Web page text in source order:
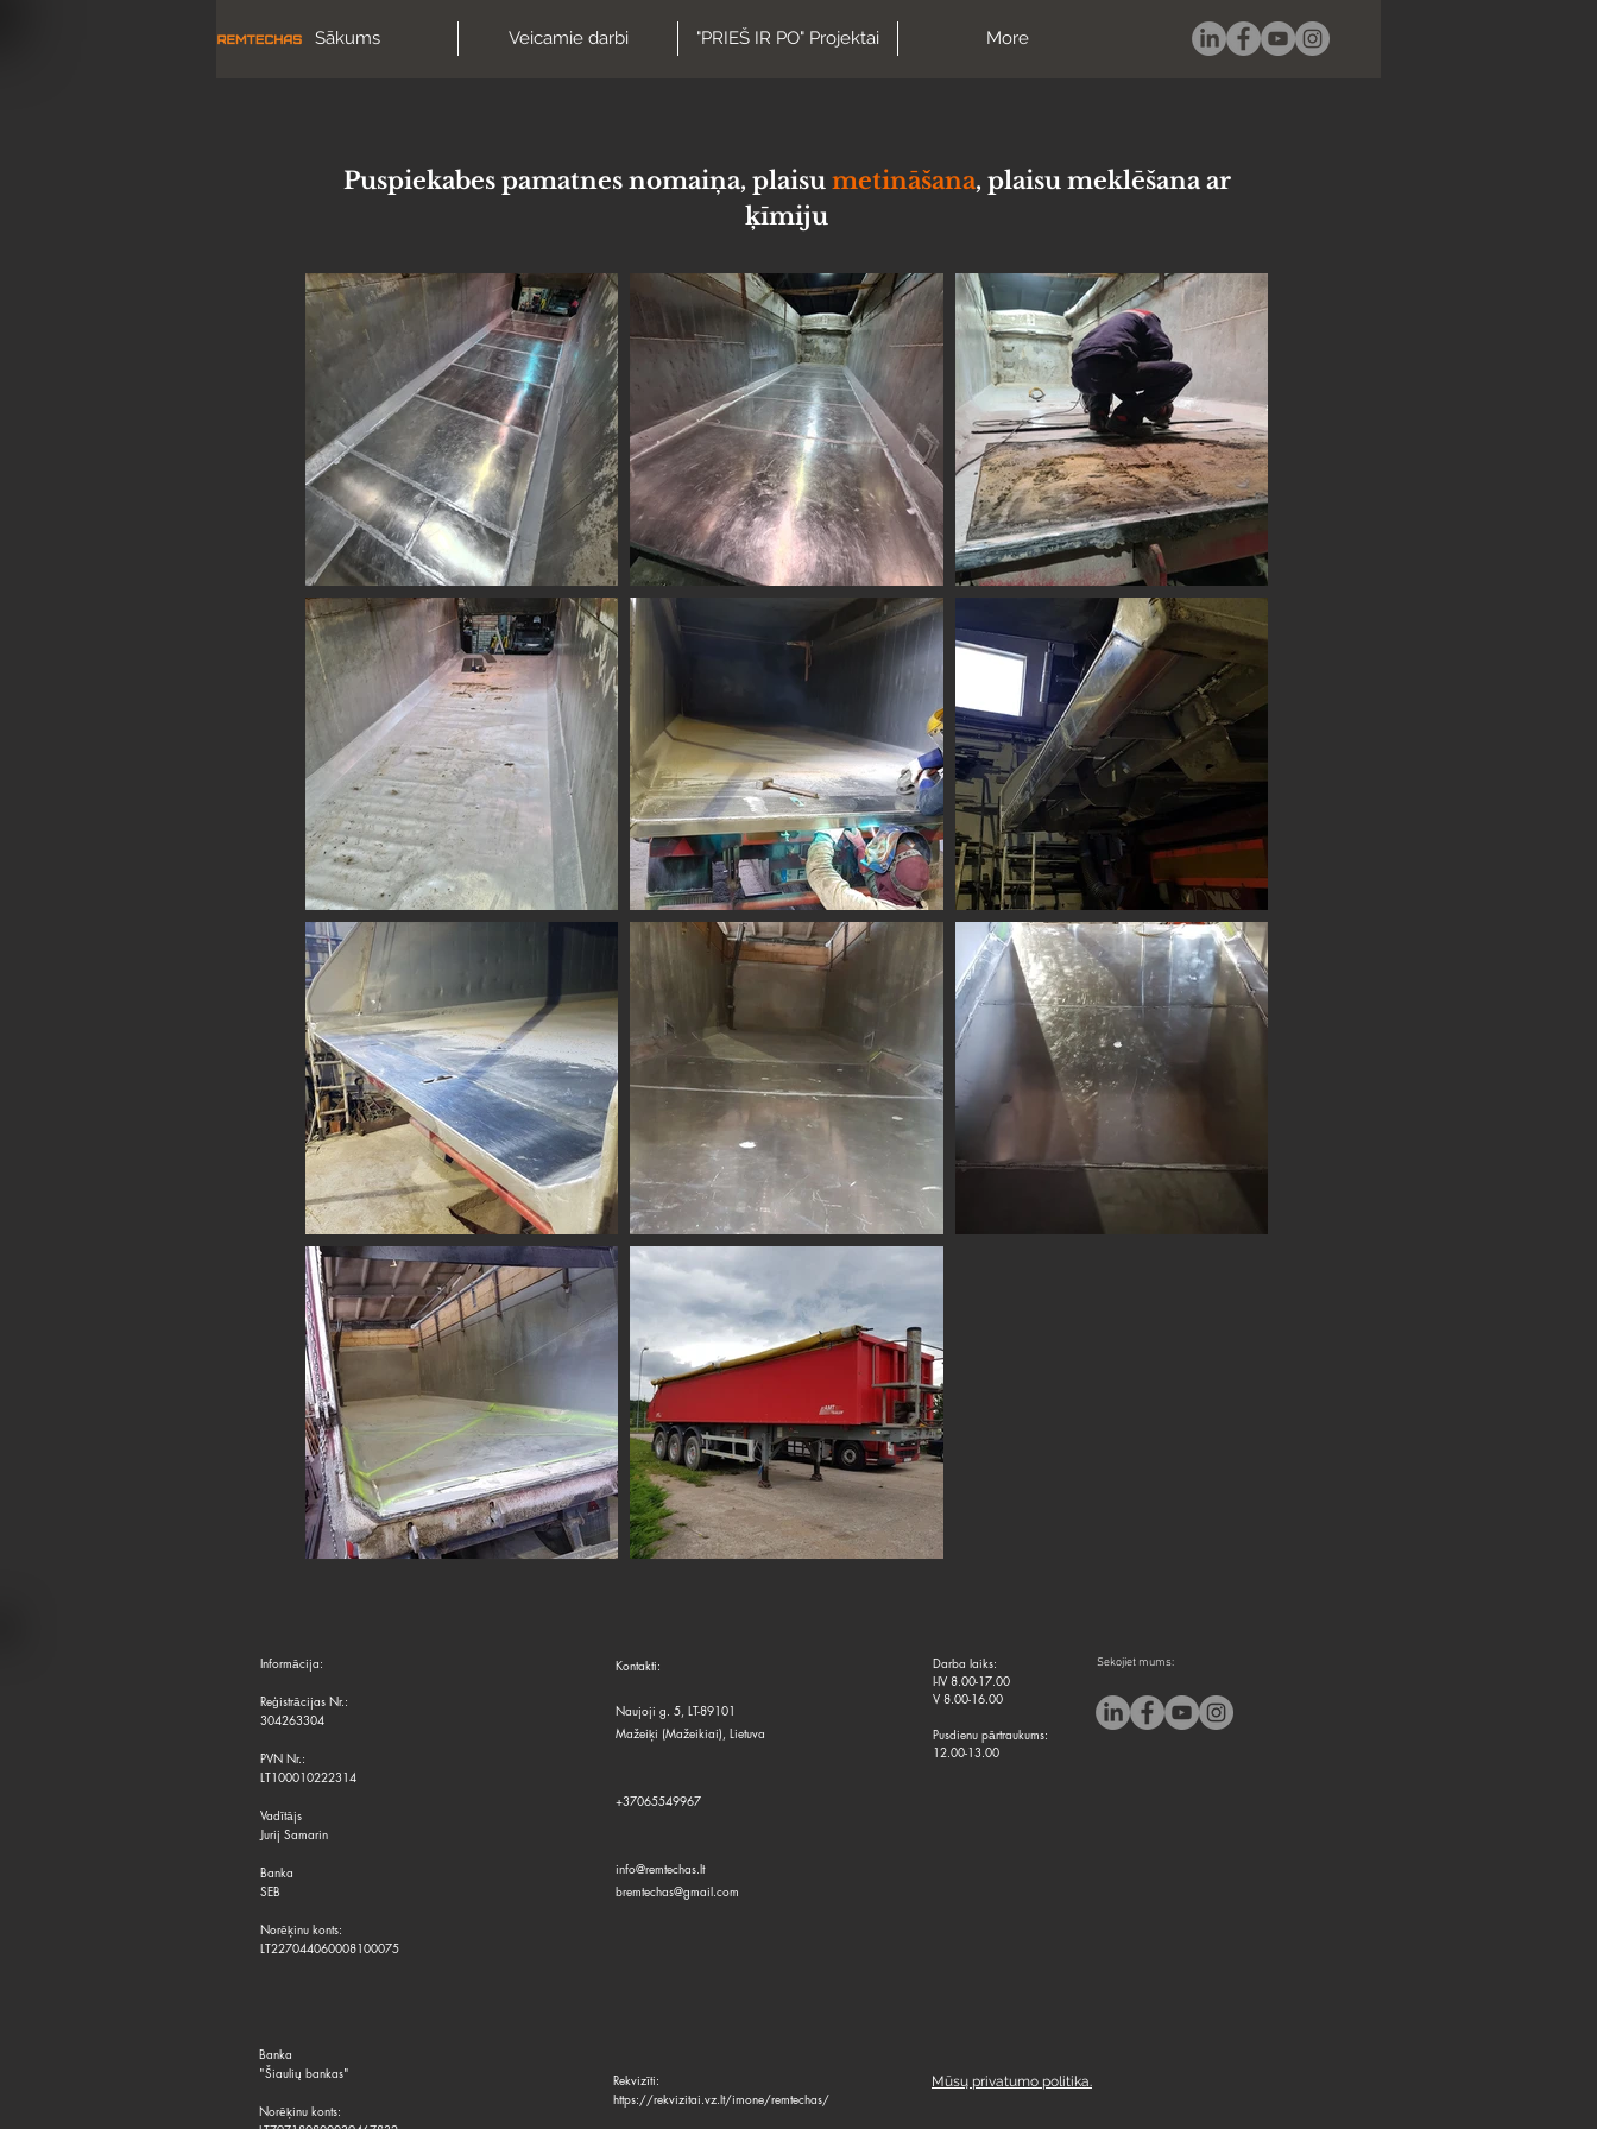
Sākums Veicamie darbi "PRIEŠ IR PO" Projektai More
Puspiekabes pamatnes nomaiņa, plaisu metināšana, plaisu meklēšana ar
ķīmiju
Informācija:
Reģistrācijas Nr.:
304263304
PVN Nr.:
LT100010222314
Vadītājs
Jurij Samarin
Banka
SEB
Norēķinu konts:
LT227044060008100075
Banka
"Šiaulių bankas"
Norēķinu konts:
Darba laiks:
I-IV 8.00-17.00
V 8.00-16.00
Pusdienu pārtraukums:
12.00-13.00
Kontakti:
Naujoji g. 5, LT-89101
Mažeiķi (Mažeikiai), Lietuva
+37065549967
info@remtechas.lt
bremtechas@gmail.com
Sekojiet mums:
Rekvizīti:
https://rekvizitai.vz.lt/imone/remtechas/
Mūsų privatumo politika.